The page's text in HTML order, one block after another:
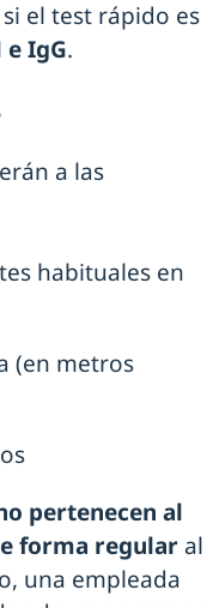
el test rápido es
IgG.
a las
habituales en
(en metros
pertenecen al
forma regular al
una empleada